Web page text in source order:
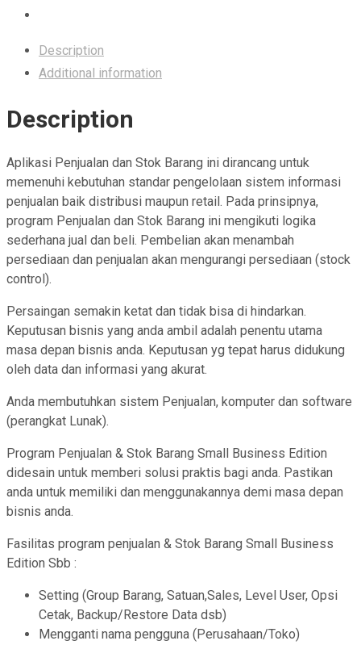
Description
Additional information
Description
Aplikasi Penjualan dan Stok Barang ini dirancang untuk
memenuhi kebutuhan standar pengelolaan sistem informasi
penjualan baik distribusi maupun retail. Pada prinsipnya,
program Penjualan dan Stok Barang ini mengikuti logika
sederhana jual dan beli. Pembelian akan menambah
persediaan dan penjualan akan mengurangi persediaan (stock
control).
Persaingan semakin ketat dan tidak bisa di hindarkan.
Keputusan bisnis yang anda ambil adalah penentu utama
masa depan bisnis anda. Keputusan yg tepat harus didukung
oleh data dan informasi yang akurat.
Anda membutuhkan sistem Penjualan, komputer dan software
(perangkat Lunak).
Program Penjualan & Stok Barang Small Business Edition
didesain untuk memberi solusi praktis bagi anda. Pastikan
anda untuk memiliki dan menggunakannya demi masa depan
bisnis anda.
Fasilitas program penjualan & Stok Barang Small Business
Edition Sbb :
Setting (Group Barang, Satuan,Sales, Level User, Opsi
Cetak, Backup/Restore Data dsb)
Mengganti nama pengguna (Perusahaan/Toko)